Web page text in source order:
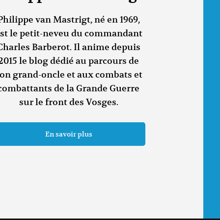
van Mastrigt, né en 1969,
le petit-neveu du commandant
Barberot. Il anime depuis
le blog dédié au parcours de
grand-oncle et aux combats et
de la Grande Guerre
sur le front des Vosges.
En savoir plus